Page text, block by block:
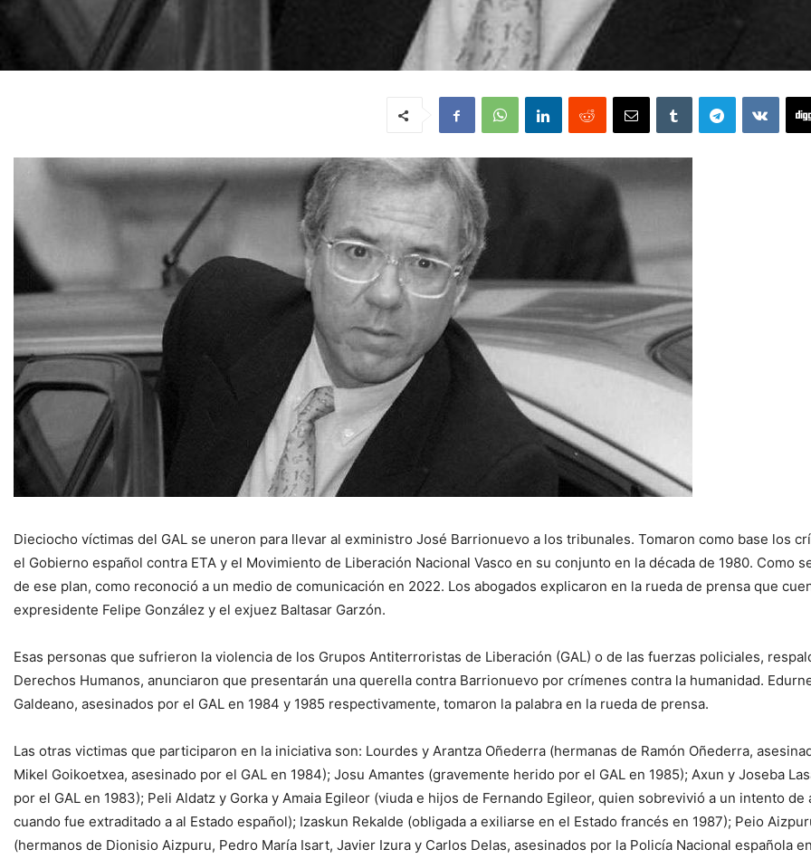
Dieciocho víctimas del GAL se uneron para llevar al exministro José Barrionuevo a los tribunales. Tomaron como base los
el Gobierno español contra ETA y el Movimiento de Liberación Nacional Vasco en su conjunto en la década de 1980. Como
de ese plan, como reconoció a un medio de comunicación en 2022. Los abogados explicaron en la rueda de prensa que
expresidente Felipe González y el exjuez Baltasar Garzón.
Esas personas que sufrieron la violencia de los Grupos Antiterroristas de Liberación (GAL) o de las fuerzas policiales,
Derechos Humanos, anunciaron que presentarán una querella contra Barrionuevo por crímenes contra la humanidad.
Galdeano, asesinados por el GAL en 1984 y 1985 respectivamente, tomaron la palabra en la rueda de prensa.
Las otras victimas que participaron en la iniciativa son: Lourdes y Arantza Oñederra (hermanas de Ramón Oñederra,
Mikel Goikoetxea, asesinado por el GAL en 1984); Josu Amantes (gravemente herido por el GAL en 1985); Axun y Joseba
por el GAL en 1983); Peli Aldatz y Gorka y Amaia Egileor (viuda e hijos de Fernando Egileor, quien sobrevivió a un intento
cuando fue extraditado a al Estado español); Izaskun Rekalde (obligada a exiliarse en el Estado francés en 1987); Peio
(hermanos de Dionisio Aizpuru, Pedro María Isart, Javier Izura y Carlos Delas, asesinados por la Policía Nacional española